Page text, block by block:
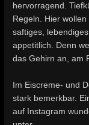
hervorragend.
Regeln. Hier
saftiges,
appetitlich. Denn
das Gehirn an, am
Im Eiscreme- und
stark bemerkbar.
auf Instagram